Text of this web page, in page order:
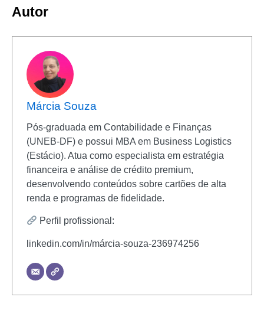
Autor
Márcia Souza
Pós-graduada em Contabilidade e Finanças
(UNEB-DF) e possui MBA em Business Logistics
(Estácio). Atua como especialista em estratégia
financeira e análise de crédito premium,
desenvolvendo conteúdos sobre cartões de alta
renda e programas de fidelidade.
Perfil profissional:
linkedin.com/in/márcia-souza-236974256